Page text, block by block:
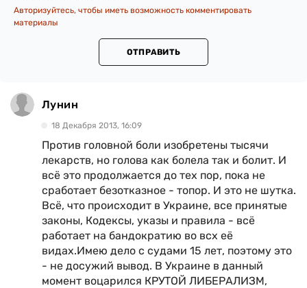
Авторизуйтесь, чтобы иметь возможность комментировать
материалы
ОТПРАВИТЬ
Лунин
18 Декабря 2013, 16:09
Против головной боли изобретены тысячи
лекарств, но голова как болела так и болит. И
всё это продолжается до тех пор, пока не
сработает безотказное - топор. И это не шутка.
Всё, что происходит в Украине, все принятые
законы, Кодексы, указы и правила - всё
работает на бандократию во всх её
видах.Имею дело с судами 15 лет, поэтому это
- не досужий вывод. В Украине в данный
момент воцарился КРУТОЙ ЛИБЕРАЛИЗМ,